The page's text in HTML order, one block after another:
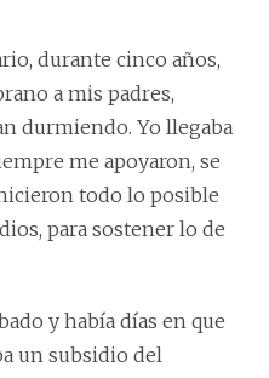
durante cinco años,
a mis padres,
durmiendo. Yo llegaba
me apoyaron, se
todo lo posible
para sostener lo de
y había días en que
un subsidio del